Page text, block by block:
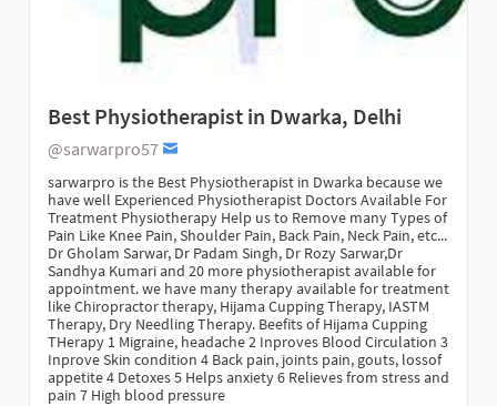
Best Physiotherapist in Dwarka, Delhi
@sarwarpro57
sarwarpro is the Best Physiotherapist in Dwarka because we
have well Experienced Physiotherapist Doctors Available For
Treatment Physiotherapy Help us to Remove many Types of
Pain Like Knee Pain, Shoulder Pain, Back Pain, Neck Pain, etc...
Dr Gholam Sarwar, Dr Padam Singh, Dr Rozy Sarwar,Dr
Sandhya Kumari and 20 more physiotherapist available for
appointment. we have many therapy available for treatment
like Chiropractor therapy, Hijama Cupping Therapy, IASTM
Therapy, Dry Needling Therapy. Beefits of Hijama Cupping
THerapy 1 Migraine, headache 2 Inproves Blood Circulation 3
Inprove Skin condition 4 Back pain, joints pain, gouts, lossof
appetite 4 Detoxes 5 Helps anxiety 6 Relieves from stress and
pain 7 High blood pressure